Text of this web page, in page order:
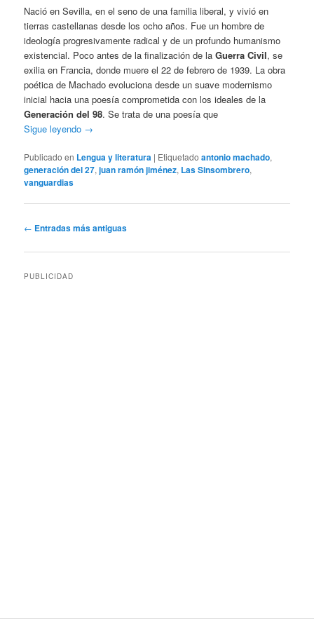
Nació en Sevilla, en el seno de una familia liberal, y vivió en
tierras castellanas desde los ocho años. Fue un hombre de
ideología progresivamente radical y de un profundo humanismo
existencial. Poco antes de la finalización de laGuerra Civil, se
exilia en Francia, donde muere el 22 de febrero de 1939. La obra
poética de Machado evoluciona desde un suave modernismo
inicial hacia una poesía comprometida con los ideales de la
Generación del 98. Se trata de una poesía que
Sigue leyendo →
Publicado en Lengua y literatura | Etiquetado antonio machado,
generación del 27,juan ramón jiménez, Las Sinsombrero,
vanguardias
Navegación
entradas
← Entradas más antiguas
PUBLICIDAD